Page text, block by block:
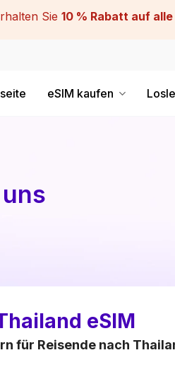
Sie 10 % Rabatt auf
eSIM kaufen
eSIM
für Reisende nach